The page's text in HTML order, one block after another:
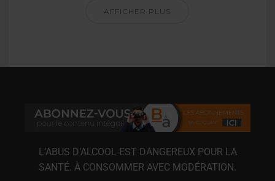
AFFICHER PLUS
L’ABUS D’ALCOOL EST DANGEREUX POUR LA
SANTÉ. À CONSOMMER AVEC MODÉRATION.